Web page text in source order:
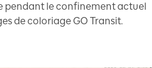
pendant le confinement actuel
de coloriage GO Transit.